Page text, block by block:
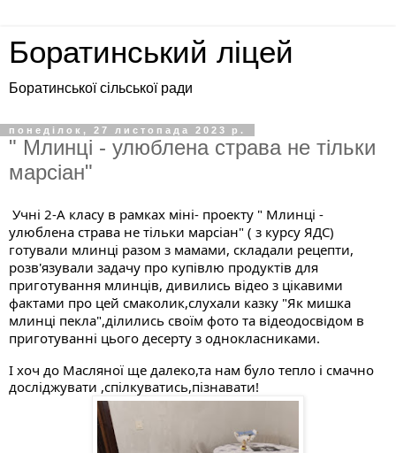
Боратинський ліцей
Боратинської сільської ради
понеділок, 27 листопада 2023 р.
" Млинці - улюблена страва не тільки
марсіан"
Учні 2-А класу в рамках міні- проекту " Млинці -
улюблена страва не тільки марсіан" ( з курсу ЯДС)
готували млинці разом з мамами, складали рецепти,
розв'язували задачу про купівлю продуктів для
приготування млинців, дивились відео з цікавими
фактами про цей смаколик,слухали казку "Як мишка
млинці пекла",ділились своїм фото та відеодосвідом в
приготуванні цього десерту з однокласниками.
І хоч до Масляної ще далеко,та нам було тепло і смачно
досліджувати ,спілкуватись,пізнавати!